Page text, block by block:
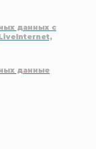
данных с
данные